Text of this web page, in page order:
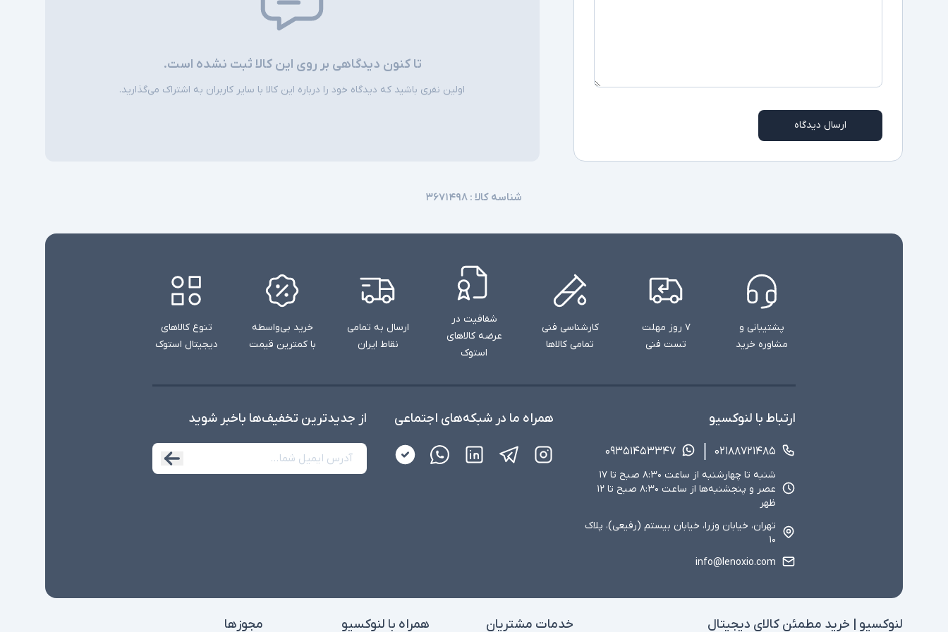
ارسال دیدگاه
تا کنون دیدگاهی بر روی این کالا ثبت نشده است.
اولین نفری باشید که دیدگاه خود را درباره این کالا با سایر کاربران به اشتراک می‌گذارید.
شناسه کالا : ۳۶۷۱۴۹۸
پشتیبانی و
مشاوره خرید
۷ روز مهلت
تست فنی
کارشناسی فنی
تمامی کالاها
شفافیت در
عرضه کالاهای
استوک
ارسال به تمامی
نقاط ایران
خرید بی‌واسطه
با کمترین قیمت
تنوع کالاهای
دیجیتال استوک
ارتباط با لنوکسیو
۰۲۱۸۸۷۲۱۴۸۵ ۰۹۳۵۱۴۵۳۳۴۷
شنبه تا چهارشنبه از ساعت ۸:۳۰ صبح تا ۱۷
عصر و پنجشنبه‌ها از ساعت ۸:۳۰ صبح تا ۱۲
ظهر
تهران، خیابان وزرا، خیابان بیستم (رفیعی)، پلاک
۱۰
info@lenoxio.com
همراه ما در شبکه‌های اجتماعی از جدید‌ترین تخفیف‌ها با‌خبر شوید
لنوکسیو | خرید مطمئن کالای دیجیتال خدمات مشتریان همراه با لنوکسیو مجوزها